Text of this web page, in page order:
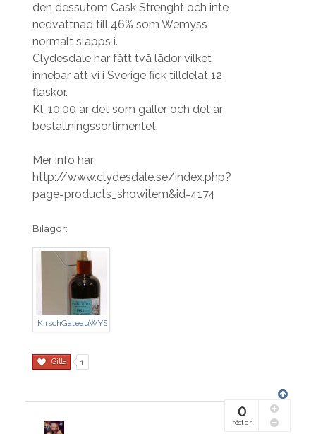
den dessutom Cask Strenght och inte
nedvattnad till 46% som Wemyss
normalt släpps i.
Clydesdale har fått två lådor vilket
innebär att vi i Sverige fick tilldelat 12
flaskor.
Kl. 10:00 är det som gäller och det är
beställningssortimentet.
Mer info här:
http://www.clydesdale.se/index.php?
page=products_showitem&id=4174
Bilagor:
KirschGateauWYS19882656PICT1628.JPG
Gilla 1
0
röster